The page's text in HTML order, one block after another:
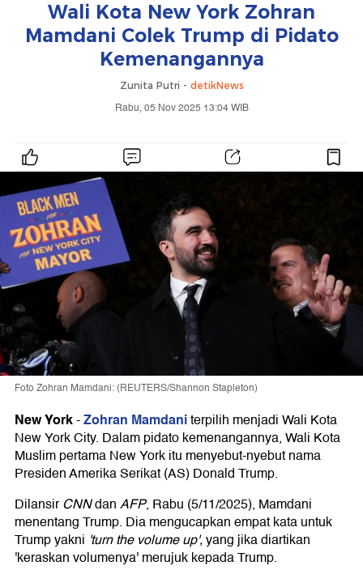
Wali Kota New York Zohran
Mamdani Colek Trump di Pidato
Kemenangannya
Zunita Putri - detikNews
Rabu, 05 Nov 2025 13:04 WIB
Foto Zohran Mamdani: (REUTERS/Shannon Stapleton)
New York-Zohran Mamdaniterpilih menjadi Wali Kota
New York City. Dalam pidato kemenangannya, Wali Kota
Muslim pertama New York itu menyebut-nyebut nama
Presiden Amerika Serikat (AS) Donald Trump.
DilansirCNNdanAFP, Rabu (5/11/2025), Mamdani
menentang Trump. Dia mengucapkan empat kata untuk
Trump yakni 'turn the volume up',yang jika diartikan
'keraskan volumenya' merujuk kepada Trump.